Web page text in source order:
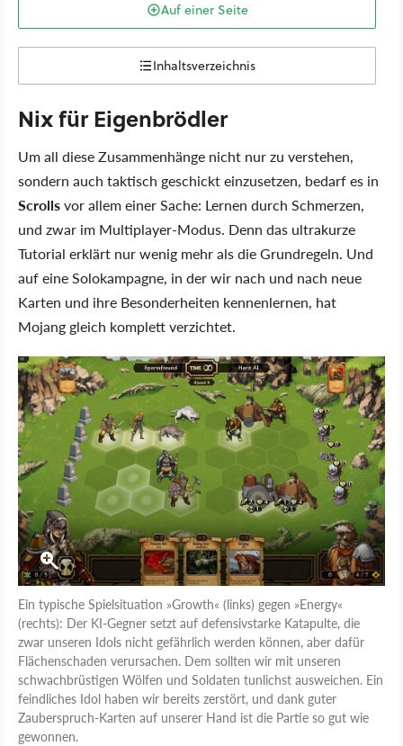
Auf einer Seite
Inhaltsverzeichnis
Nix für Eigenbrödler
Um all diese Zusammenhänge nicht nur zu verstehen,
sondern auch taktisch geschickt einzusetzen, bedarf es in
Scrollsvor allem einer Sache: Lernen durch Schmerzen,
und zwar im Multiplayer-Modus. Denn das ultrakurze
Tutorial erklärt nur wenig mehr als die Grundregeln. Und
auf eine Solokampagne, in der wir nach und nach neue
Karten und ihre Besonderheiten kennenlernen, hat
Mojang gleich komplett verzichtet.
Ein typische Spielsituation »Growth« (links) gegen »Energy«
(rechts): Der KI-Gegner setzt auf defensivstarke Katapulte, die
zwar unseren Idols nicht gefährlich werden können, aber dafür
Flächenschaden verursachen. Dem sollten wir mit unseren
schwachbrüstigen Wölfen und Soldaten tunlichst ausweichen. Ein
feindliches Idol haben wir bereits zerstört, und dank guter
Zauberspruch-Karten auf unserer Hand ist die Partie so gut wie
gewonnen.